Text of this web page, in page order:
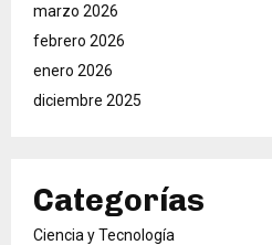
marzo 2026
febrero 2026
enero 2026
diciembre 2025
Categorías
Ciencia y Tecnología